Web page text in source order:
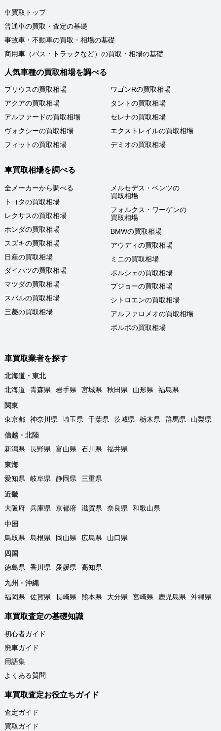
車買取トップ
普通車の買取・査定の基礎
事故車・不動車の買取・相場の基礎
商用車（バス・トラックなど）の買取・相場の基礎
人気車種の買取相場を調べる
プリウスの買取相場
アクアの買取相場
アルファードの買取相場
ヴォクシーの買取相場
フィットの買取相場
ワゴンRの買取相場
タントの買取相場
セレナの買取相場
エクストレイルの買取相場
デミオの買取相場
車買取相場を調べる
全メーカーから調べる
トヨタの買取相場
レクサスの買取相場
ホンダの買取相場
スズキの買取相場
日産の買取相場
ダイハツの買取相場
マツダの買取相場
スバルの買取相場
三菱の買取相場
メルセデス・ベンツの
買取相場
フォルクス・ワーゲンの
買取相場
BMWの買取相場
アウディの買取相場
ミニの買取相場
ポルシェの買取相場
プジョーの買取相場
シトロエンの買取相場
アルファロメオの買取相場
ボルボの買取相場
車買取業者を探す
北海道・東北
北海道
青森県 岩手県 宮城県 秋田県 山形県
福島県
関東
東京都
神奈川県 埼玉県 千葉県 茨城県 栃木県 群馬県
山梨県
信越・北陸
新潟県
長野県 富山県 石川県
福井県
東海
愛知県
岐阜県 静岡県
三重県
近畿
大阪府
兵庫県 京都府 滋賀県 奈良県
和歌山県
中国
鳥取県
島根県 岡山県 広島県
山口県
四国
徳島県
香川県 愛媛県
高知県
九州・沖縄
福岡県
佐賀県 長崎県 熊本県 大分県 宮崎県 鹿児島県 沖縄県
車買取査定の基礎知識
初心者ガイド
廃車ガイド
用語集
よくある質問
車買取査定お役立ちガイド
査定ガイド
買取ガイド